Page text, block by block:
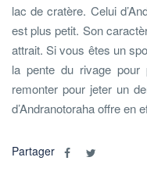
lac de cratère. Celui
est plus petit. Son
attrait. Si vous êtes un
la pente du rivage pour
remonter pour jeter un
d’Andranotoraha offre en
Partager